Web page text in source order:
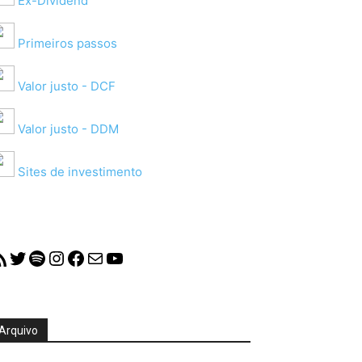
Primeiros passos
Valor justo - DCF
Valor justo - DDM
Sites de investimento
Feed
Twitter
Spotify
Instagram
Facebook
MailYouTube